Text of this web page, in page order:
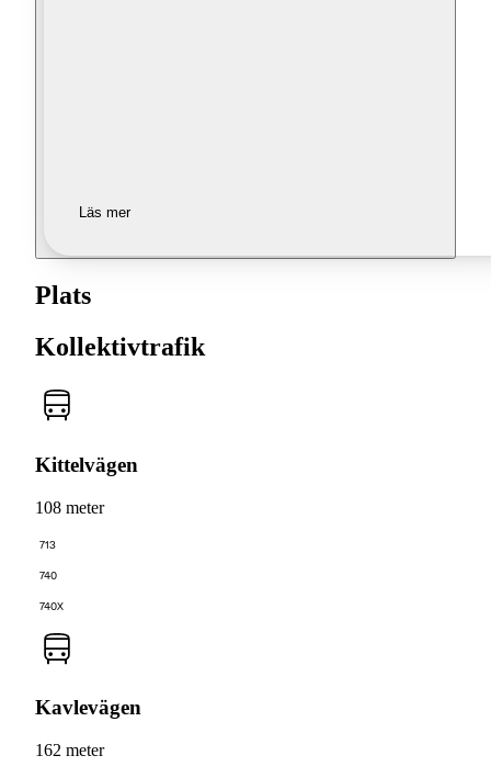
Läs mer
Plats
Kollektivtrafik
Kittelvägen
108 meter
713
740
740X
Kavlevägen
162 meter